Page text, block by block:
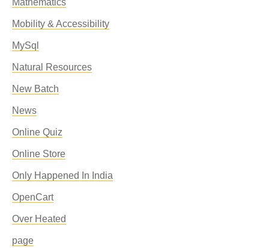
Mathematics
Mobility & Accessibility
MySql
Natural Resources
New Batch
News
Online Quiz
Online Store
Only Happened In India
OpenCart
Over Heated
page